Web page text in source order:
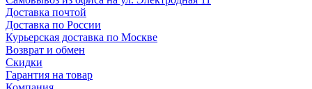
Доставка почтой
Доставка по России
Курьерская доставка по Москве
Возврат и обмен
Скидки
Гарантия на товар